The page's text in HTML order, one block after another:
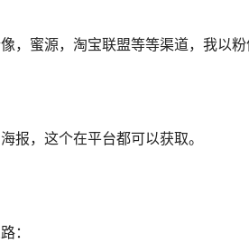
，蜜源，淘宝联盟等等渠道，我以粉
报，这个在平台都可以获取。
：